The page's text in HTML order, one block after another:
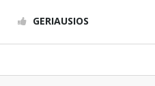
GERIAUSIOS